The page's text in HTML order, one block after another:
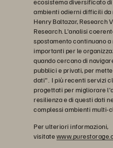
ecosistema diversificato
ambienti odierni difficili
Henry Baltazar, Research
Research. L'analisi
spostamento continuano
importanti per le
quando cercano di
pubblici e privati, per
dati". I più recenti servizi
progettati per migliorare
resilienza e di questi dati
complessi ambienti multi-
Per ulteriori informazioni,
visitate